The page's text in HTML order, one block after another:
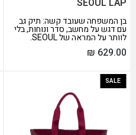
בן המשפחה שעובד קשה: תיק גב
עם דגש על מחשב, סדר ונוחות, בלי
לוותר על המראה של SEOUL.
₪ 629.00
SALE